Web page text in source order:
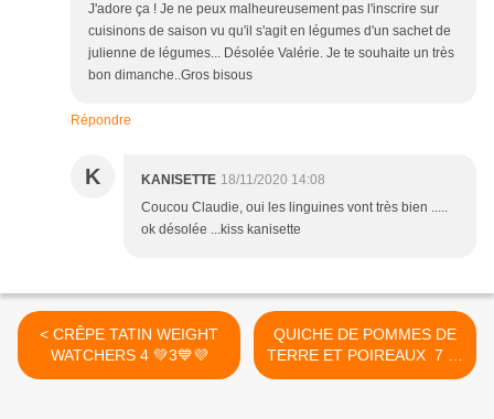
J'adore ça ! Je ne peux malheureusement pas l'inscrire sur
cuisinons de saison vu qu'il s'agit en légumes d'un sachet de
julienne de légumes... Désolée Valérie. Je te souhaite un très
bon dimanche..Gros bisous
Répondre
K KANISETTE 18/11/2020 14:08
Coucou Claudie, oui les linguines vont très bien .....
ok désolée ...kiss kanisette
< CRÊPE TATIN WEIGHT
WATCHERS 4 💚3💙💜
QUICHE DE POMMES DE
TERRE ET POIREAUX 7 💚
5 💙4 💜 >